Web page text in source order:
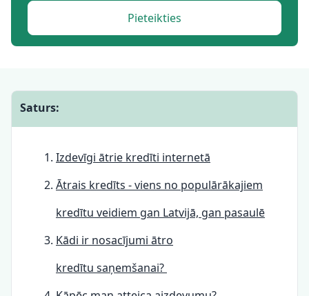
Pieteikties
Saturs:
Izdevīgi ātrie kredīti internetā
Ātrais kredīts - viens no populārākajiem
kredītu veidiem gan Latvijā, gan pasaulē
Kādi ir nosacījumi ātro
kredītu saņemšanai?